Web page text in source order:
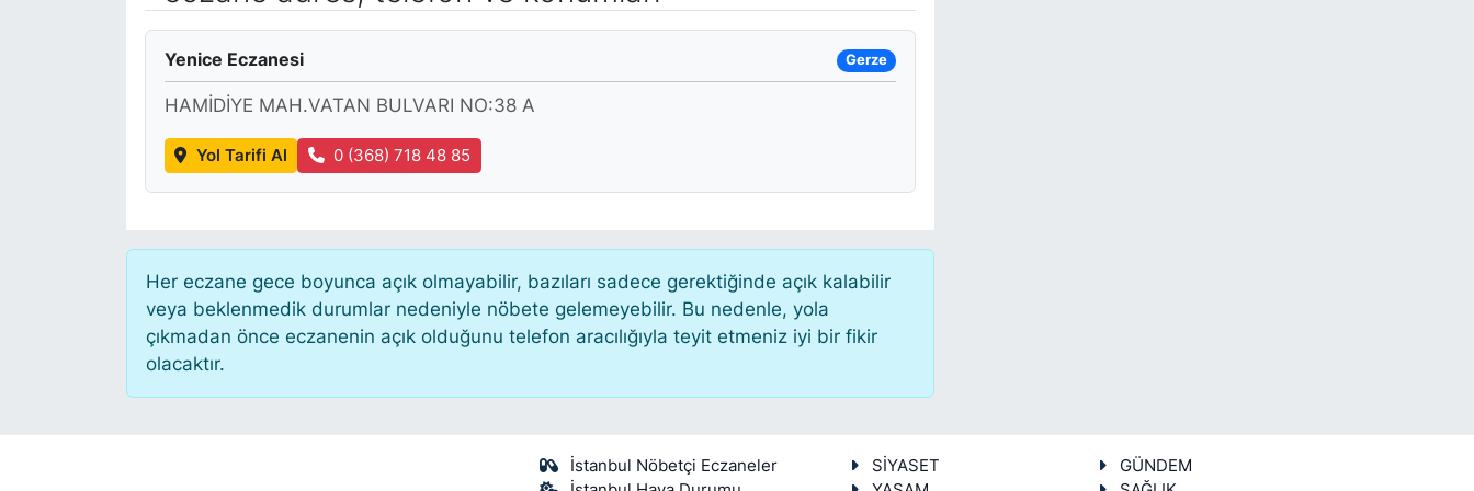
Yenice Eczanesi Gerze
HAMİDİYE MAH.VATAN BULVARI NO:38 A
Yol Tarifi Al 0 (368) 718 48 85
Her eczane gece boyunca açık olmayabilir, bazıları sadece gerektiğinde açık kalabilir
veya beklenmedik durumlar nedeniyle nöbete gelemeyebilir. Bu nedenle, yola
çıkmadan önce eczanenin açık olduğunu telefon aracılığıyla teyit etmeniz iyi bir fikir
olacaktır.
İstanbul Nöbetçi Eczaneler
SİYASET
GÜNDEM
KÖŞE YAZILARI
KÖŞE YAZILARI (Arşiv)
KÜLTÜR SANAT
SARIYER HABERLERİ